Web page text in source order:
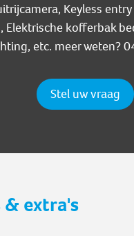
Keyless
Elektrische kofferbak
etc. meer weten?
Stel uw vraag
extra's